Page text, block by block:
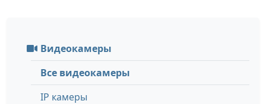
Видеокамеры
Все видеокамеры
IP камеры